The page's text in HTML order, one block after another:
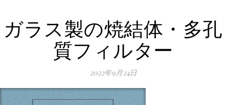
ガラス製の焼結体・多孔
質フィルター
2022年9月24日